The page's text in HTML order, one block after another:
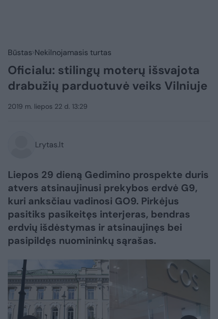
Būstas Nekilnojamasis turtas
Oficialu: stilingų moterų išsvajota
drabužių parduotuvė veiks Vilniuje
2019 m. liepos 22 d. 13:29
Lrytas.lt
Liepos 29 dieną Gedimino prospekte duris
atvers atsinaujinusi prekybos erdvė G9,
kuri anksčiau vadinosi GO9. Pirkėjus
pasitiks pasikeitęs interjeras, bendras
erdvių išdėstymas ir atsinaujinęs bei
pasipildęs nuomininkų sąrašas.